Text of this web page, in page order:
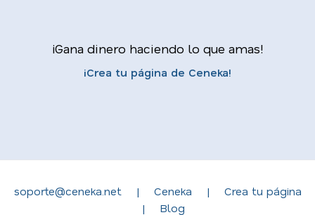
¡Gana dinero haciendo lo que amas!
¡Crea tu página de Ceneka!
soporte@ceneka.net | Ceneka |
Crea tu página
|
Blog